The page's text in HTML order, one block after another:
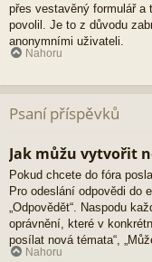
přes vestavěný formulář a
povolil. Je to z důvodu
anonymními uživateli.
Nahoru
Psaní příspěvků
Jak můžu vytvořit
Pokud chcete do fóra
Pro odeslání odpovědi do
„Odpovědět“. Naspodu
oprávnění, které v
posílat nová témata“,
Nahoru